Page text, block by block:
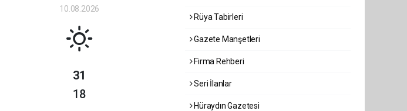
10.08.2026
31
18
Rüya Tabirleri
Gazete Manşetleri
Firma Rehberi
Seri İlanlar
Hüraydın Gazetesi